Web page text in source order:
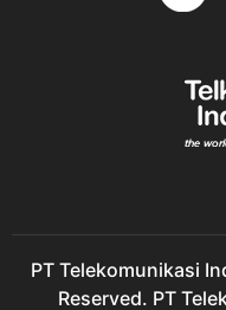
PT Telekomunikasi
Reserved. PT